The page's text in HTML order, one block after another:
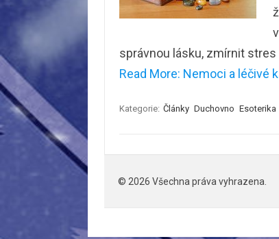
správnou lásku, zmírnit
Read More: Nemoci a léčivé
Kategorie: Články Duchovno Esoterika
© 2026 Všechna práva vyhrazena.